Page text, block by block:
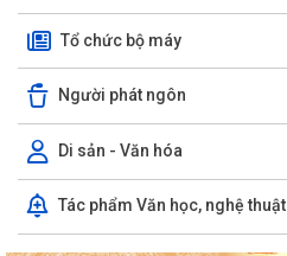
Tổ chức bộ máy
Người phát ngôn
Di sản - Văn hóa
Tác phẩm Văn học, nghệ thuật